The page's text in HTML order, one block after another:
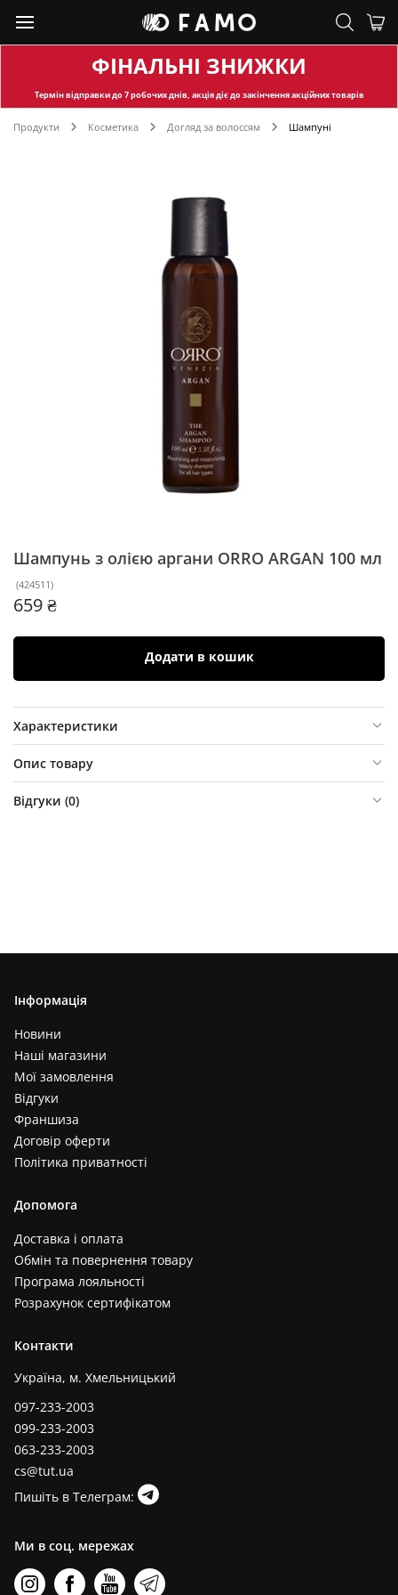
ФІНАЛЬНІ ЗНИЖКИ
Термін відправкидо 7 робочих днів, акція діє до закінчення акційних товарів
Продукти Косметика Догляд за волоссям Шампуні
Шампунь з олією аргани ORRO ARGAN 100 мл
(424511)
659 ₴
Додати в кошик
Характеристики
Опис товару
Відгуки (0)
Інформація
Новини
Наші магазини
Мої замовлення
Відгуки
Франшиза
Договір оферти
Політика приватності
Допомога
Доставка і оплата
Обмін та повернення товару
Програма лояльності
Розрахунок сертифікатом
Контакти
Україна, м. Хмельницький
097-233-2003
099-233-2003
063-233-2003
cs@tut.ua
Пишіть в Телеграм:
Ми в соц. мережах